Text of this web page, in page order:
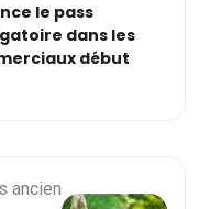
le pass
dans les
début
ancien